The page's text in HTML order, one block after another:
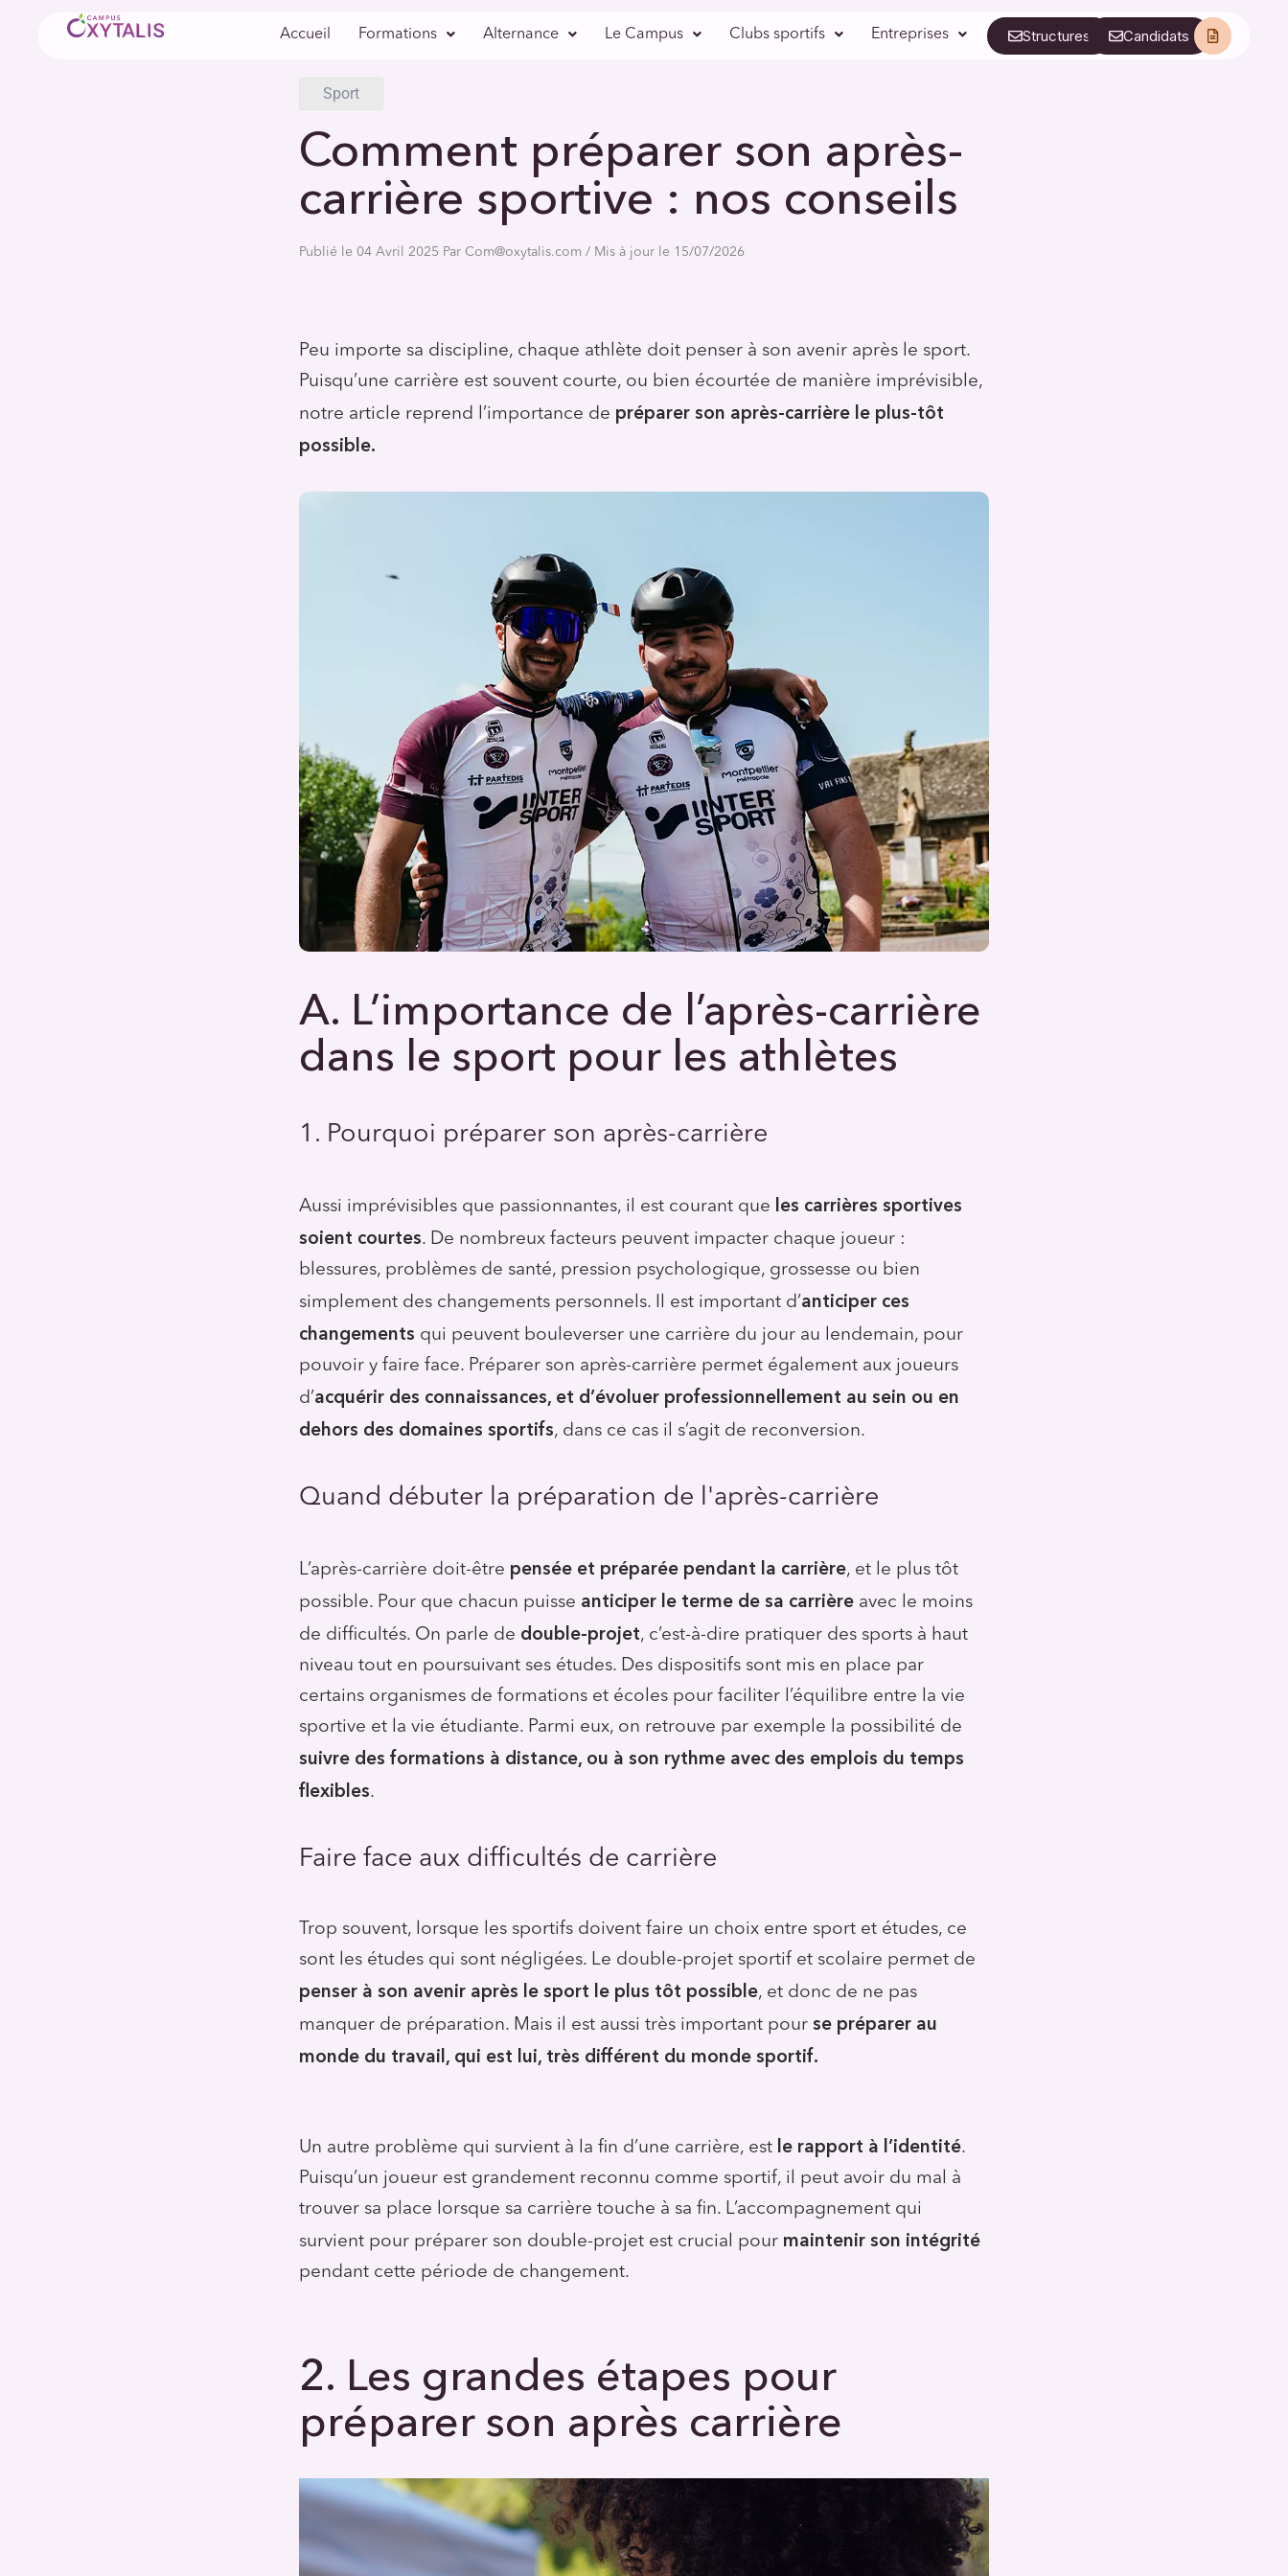
Accueil Formations Alternance Le Campus Clubs sportifs Entreprises Structures Candidats
Sport
Comment préparer son après-
carrière sportive : nos conseils
Publié le 04 Avril 2025 Par Com@oxytalis.com / Mis à jour le 15/07/2026
Peu importe sa discipline, chaque athlète doit penser à son avenir après le sport.
Puisqu’une carrière est souvent courte, ou bien écourtée de manière imprévisible,
notre article reprend l’importance de préparer son après-carrière le plus-tôt
possible.
A. L’importance de l’après-carrière
dans le sport pour les athlètes
1. Pourquoi préparer son après-carrière
Aussi imprévisibles que passionnantes, il est courant que
les carrières sportives
soient courtes. De nombreux facteurs peuvent impacter chaque joueur :
blessures, problèmes de santé, pression psychologique, grossesse ou bien
simplement des changements personnels. Il est important d’anticiper ces
changements qui peuvent bouleverser une carrière du jour au lendemain, pour
pouvoir y faire face. Préparer son après-carrière permet également aux joueurs
d’acquérir des connaissances, et d’évoluer professionnellement au sein ou en
dehors des domaines sportifs, dans ce cas il s’agit de reconversion.
Quand débuter la préparation de l'après-carrière
L’après-carrière doit-être pensée et préparée pendant la carrière, et le plus tôt
possible. Pour que chacun puisse anticiper le terme de sa carrière avec le moins
de difficultés. On parle de double-projet, c’est-à-dire pratiquer des sports à haut
niveau tout en poursuivant ses études. Des dispositifs sont mis en place par
certains organismes de formations et écoles pour faciliter l’équilibre entre la vie
sportive et la vie étudiante. Parmi eux, on retrouve par exemple la possibilité de
suivre des formations à distance, ou à son rythme avec des emplois du temps
flexibles.
Faire face aux difficultés de carrière
Trop souvent, lorsque les sportifs doivent faire un choix entre sport et études, ce
sont les études qui sont négligées. Le double-projet sportif et scolaire permet de
penser à son avenir après le sport le plus tôt possible, et donc de ne pas
manquer de préparation. Mais il est aussi très important pour se préparer au
monde du travail, qui est lui, très différent du monde sportif.
Un autre problème qui survient à la fin d’une carrière, est le rapport à l’identité.
Puisqu’un joueur est grandement reconnu comme sportif, il peut avoir du mal à
trouver sa place lorsque sa carrière touche à sa fin. L’accompagnement qui
survient pour préparer son double-projet est crucial pour maintenir son intégrité
pendant cette période de changement.
2. Les grandes étapes pour
préparer son après carrière